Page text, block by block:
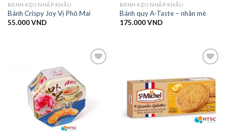
BÁNH KẸO NHẬP KHẨU
Bánh Crispy Joy Vị Phô Mai
55.000VND
BÁNH KẸO NHẬP KHẨU
Bánh quy A-Taste – nhân mè
175.000VND
Add to
Add to
wishlist